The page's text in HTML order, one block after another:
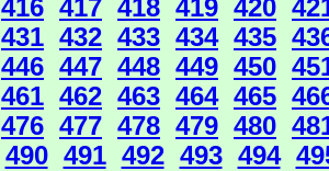
416 417 418 419 420
431 432 433 434 435
446 447 448 449 450
461 462 463 464 465
476 477 478 479 480
490 491 492 493 494